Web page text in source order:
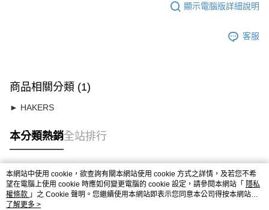
顯示電腦版詳細說明
客服
商品相關分類 (1)
► HAKERS
本分類熱銷全站排行
熱門標籤
本網站中使用 cookie，欲查詢有關本網站使用 cookie 方式之詳情，及若您不希
望在電腦上使用 cookie 時應如何變更電腦的 cookie 設定，請參閱本網站「 隱私
權條款 」之 Cookie 聲明。您繼續使用本網站即表示您同意本公司得按本網站使
用條款之 Cookie 聲明使用 cookie。
了解更多 >